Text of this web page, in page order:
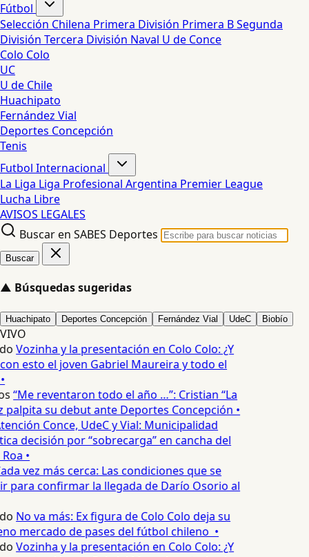
Fútbol
Selección Chilena Primera División Primera BSegunda
División Tercera División Naval U de Conce
Colo Colo
UC
U de Chile
Huachipato
Fernández Vial
Deportes Concepción
Tenis
Futbol Internacional
La Liga Liga Profesional Argentina Premier League
Lucha Libre
AVISOS LEGALES
Buscar en SABES Deportes
Buscar
▲ Búsquedas sugeridas
Huachipato Deportes Concepción Fernández Vial UdeC Biobío
VIVO
Vozinha y la presentación en Colo Colo: ¿Y
esto el joven Gabriel Maureira y todo el
“Me reventaron todo el año …”: Cristian “La
palpita su debut ante Deportes Concepción •
Conce, UdeC y Vial: Municipalidad
decisión por “sobrecarga” en cancha del
•
vez más cerca: Las condiciones que se
para confirmar la llegada de Darío Osorio al
No va más: Ex figura de Colo Colo deja su
mercado de pases del fútbol chileno •
Vozinha y la presentación en Colo Colo: ¿Y